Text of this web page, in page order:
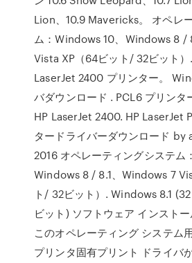
Lion、10.9 Mavericks。 オペレ
ム：Windows 10、Windows 8 /
Vista XP（64ビット/ 32ビット
LaserJet 2400 プリンター。
バダウンロード . PCL6 プリンタ
HP LaserJet 2400. HP LaserJet
タードライバーダウンロード by
2016 オペレーティングシステム
Windows 8 / 8.1、Windows 7
ト/ 32ビット）. Windows 8.1
ビット) ソフトウェア インストー
このオペレーティング システム
プリンタ固有プリント ドライバ